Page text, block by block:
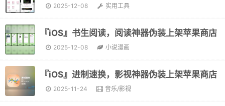
2025-12-08 实用工具
『iOS』书生阅读，阅读神器伪装上架苹果商店
2025-12-08 小说漫画
『iOS』进制速换，影视神器伪装上架苹果商店
2025-11-24 音乐/影视